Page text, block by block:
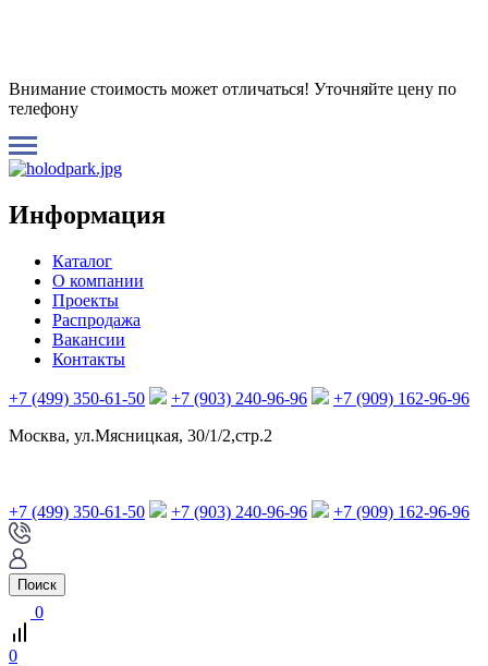
Внимание стоимость может отличаться! Уточняйте цену по
телефону
Информация
Каталог
О компании
Проекты
Распродажа
Вакансии
Контакты
+7 (499) 350-61-50 +7 (903) 240-96-96
+7 (909) 162-96-96
Москва, ул.Мясницкая, 30/1/2,стр.2
+7 (499) 350-61-50 +7 (903) 240-96-96 +7 (909) 162-96-96
Поиск
0
0